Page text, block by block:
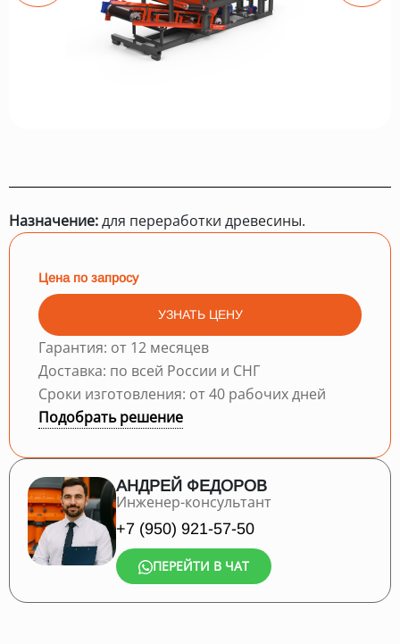
Назначение:для переработки древесины.
Цена по запросу
УЗНАТЬ ЦЕНУ
Гарантия: от 12 месяцев
Доставка: по всей России и СНГ
Сроки изготовления: от 40 рабочих дней
Подобрать решение
АНДРЕЙ ФЕДОРОВ
Инженер-консультант
+7 (950) 921-57-50
ПЕРЕЙТИ В ЧАТ